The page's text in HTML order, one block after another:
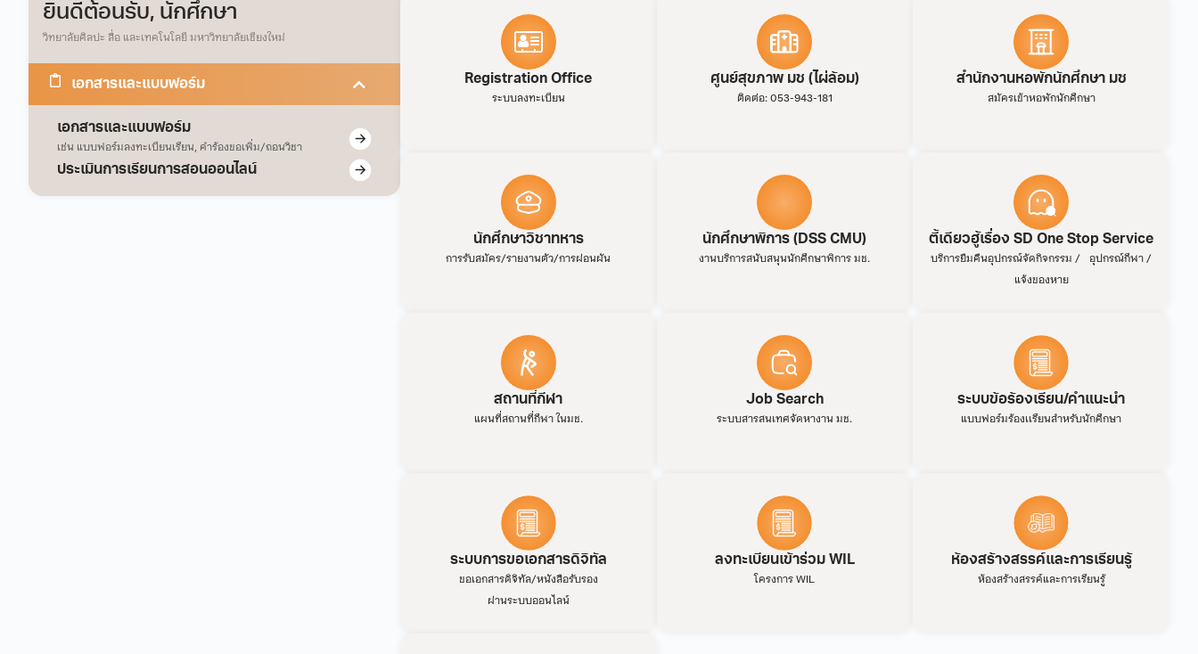
ยินดีต้อนรับ, นักศึกษา
วิทยาลัยศิลปะ สื่อ และเทคโนโลยี มหาวิทยาลัยเชียงใหม่
เอกสารและแบบฟอร์ม
เอกสารและแบบฟอร์ม
เช่น แบบฟอร์มลงทะเบียนเรียน, คำร้องขอเพิ่ม/ถอนวิชา
ประเมินการเรียนการสอนออนไลน์
Registration Office
ระบบลงทะเบียน
ศูนย์สุขภาพ มช (ไผ่ล้อม)
ติดต่อ: 053-943-181
สำนักงานหอพักนักศึกษา มช
สมัครเข้าหอพักนักศึกษา
นักศึกษาวิชาทหาร
การรับสมัคร/รายงานตัว/การผ่อนผัน
นักศึกษาพิการ (DSS CMU)
งานบริการสนับสนุนนักศึกษาพิการ มช.
ตี้เดียวฮู้เรื่อง SD One Stop Service
บริการยืมคืนอุปกรณ์จัดกิจกรรม / อุปกรณ์กีฬา /
แจ้งของหาย
สถานที่กีฬา
แผนที่สถานที่กีฬา ในมช.
Job Search
ระบบสารสนเทศจัดหางาน มช.
ระบบข้อร้องเรียน/คำแนะนำ
แบบฟอร์มร้องเเรียนสำหรับนักศึกษา
ระบบการขอเอกสารดิจิทัล
ขอเอกสารดิจิทัล/หนังสือรับรอง
ผ่านระบบออนไลน์
ลงทะเบียนเข้าร่วม WIL
โครงการ WIL
ห้องสร้างสรรค์และการเรียนรู้
ห้องสร้างสรรค์และการเรียนรู้